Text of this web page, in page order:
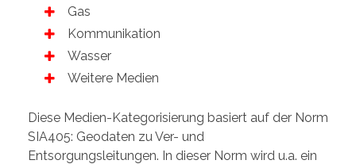
Gas
Kommunikation
Wasser
Weitere Medien
Diese Medien-Kategorisierung basiert auf der Norm
SIA405: Geodaten zu Ver- und
Entsorgungsleitungen. In dieser Norm wird u.a. ein